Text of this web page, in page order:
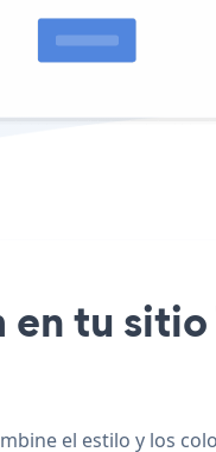
tu
el estilo y los